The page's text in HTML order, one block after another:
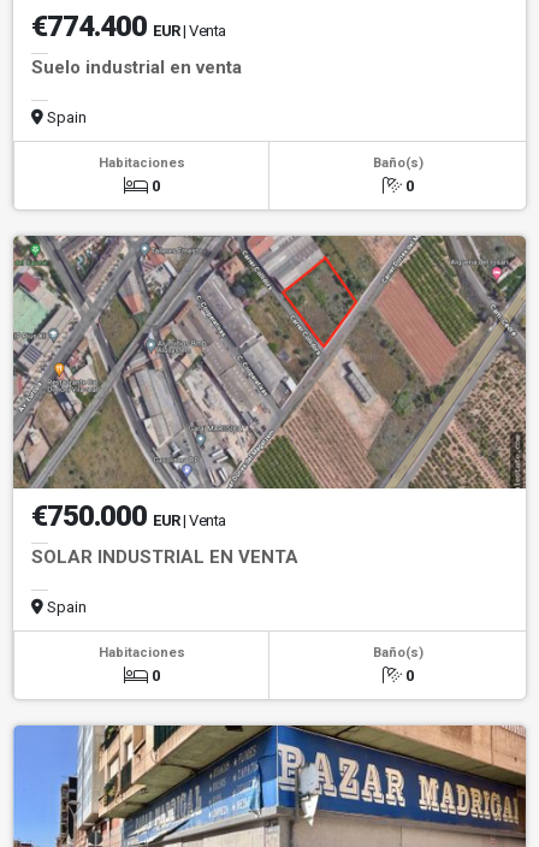
€774.400 EUR| Venta
Suelo industrial en venta
Spain
Habitaciones
0
Baño(s)
0
€750.000 EUR| Venta
SOLAR INDUSTRIAL EN VENTA
Spain
Habitaciones
0
Baño(s)
0